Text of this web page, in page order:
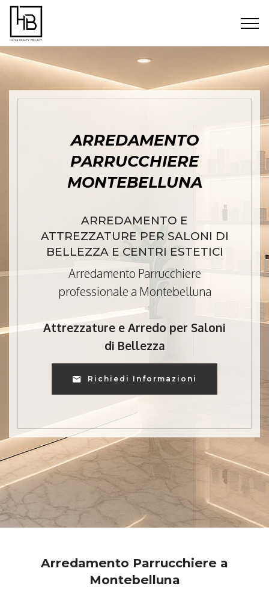
ARREDAMENTO
PARRUCCHIERE
MONTEBELLUNA
ARREDAMENTO E
ATTREZZATURE PER SALONI DI
BELLEZZA E CENTRI ESTETICI
Arredamento Parrucchiere
professionale a Montebelluna
Attrezzature e Arredo per Saloni
di Bellezza
Richiedi Informazioni
Arredamento Parrucchiere a
Montebelluna